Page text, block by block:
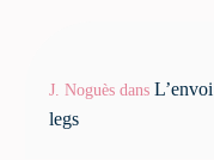
J. Noguès dans
legs